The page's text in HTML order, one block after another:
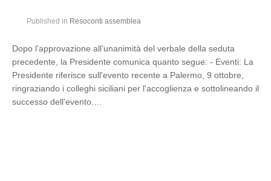
Published in Resoconti assemblea
Dopo l’approvazione all’unanimità del verbale della seduta
precedente, la Presidente comunica quanto segue: - Eventi: La
Presidente riferisce sull'evento recente a Palermo, 9 ottobre,
ringraziando i colleghi siciliani per l'accoglienza e sottolineando il
successo dell'evento.…